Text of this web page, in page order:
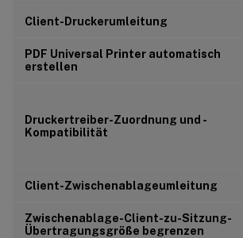
Client-Druckerumleitung
PDF Universal Printer automatisch
erstellen
Druckertreiber-Zuordnung und -
Kompatibilität
Client-Zwischenablageumleitung
Zwischenablage-Client-zu-Sitzung-
Übertragungsgröße begrenzen